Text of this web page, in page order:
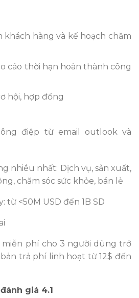
hàng và kế hoạch chăm
cáo thời hạn hoàn thành công
hội, hợp đồng
điệp từ email outlook và
nhiều nhất: Dịch vụ, sản xuất,
chăm sóc sức khỏe, bán lẻ
<50M USD đến 1B SD
miễn phí cho 3 người dùng trở
trả phí linh hoạt từ 12$ đến
giá 4.1